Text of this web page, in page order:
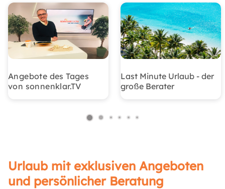
Angebote des Tages
von sonnenklar.TV
Last Minute Urlaub - der
große Berater
Urlaub mit exklusiven Angeboten
und persönlicher Beratung